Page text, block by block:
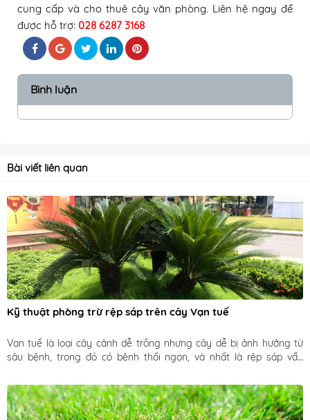
cung cấp và cho thuê cây văn phòng. Liên hệ ngay để
được hỗ trợ: 028 6287 3168
Bình luận
Bài viết liên quan
Kỹ thuật phòng trừ rệp sáp trên cây Vạn tuế
Vạn tuế là loại cây cảnh dễ trồng nhưng cây dễ bị ảnh hưởng từ
sâu bệnh, trong đó có bệnh thối ngọn, và nhất là rệp sáp vẩy